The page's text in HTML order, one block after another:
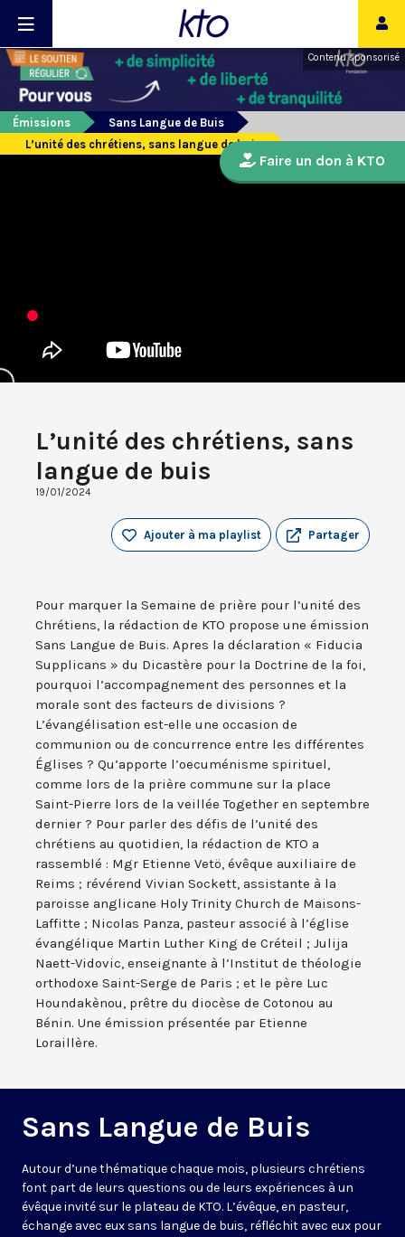
Contenu sponsorisé
Émissions
Sans Langue de Buis
L’unité des chrétiens, sans langue de buis
L’unité des chrétiens, sans
langue de buis
19/01/2024
Partager
Ajouter à ma playlist
Pour marquer la Semaine de prière pour l’unité des
Chrétiens, la rédaction de KTO propose une émission
Sans Langue de Buis. Apres la déclaration « Fiducia
Supplicans » du Dicastère pour la Doctrine de la foi,
pourquoi l’accompagnement des personnes et la
morale sont des facteurs de divisions ?
L’évangélisation est-elle une occasion de
communion ou de concurrence entre les différentes
Églises ? Qu’apporte l’oecuménisme spirituel,
comme lors de la prière commune sur la place
Saint-Pierre lors de la veillée Together en septembre
dernier ? Pour parler des défis de l’unité des
chrétiens au quotidien, la rédaction de KTO a
rassemblé : Mgr Etienne Vetö, évêque auxiliaire de
Reims ; révérend Vivian Sockett, assistante à la
paroisse anglicane Holy Trinity Church de Maisons-
Laffitte ; Nicolas Panza, pasteur associé à l’église
évangélique Martin Luther King de Créteil ; Julija
Naett-Vidovic, enseignante à l’Institut de théologie
orthodoxe Saint-Serge de Paris ; et le père Luc
Houndakènou, prêtre du diocèse de Cotonou au
Bénin. Une émission présentée par Etienne
Loraillère.
Sans Langue de Buis
Autour d’une thématique chaque mois, plusieurs chrétiens
font part de leurs questions ou de leurs expériences à un
évêque invité sur le plateau de KTO. L’évêque, en pasteur,
échange avec eux sans langue de buis, réfléchit avec eux pour
Faire un don à KTO